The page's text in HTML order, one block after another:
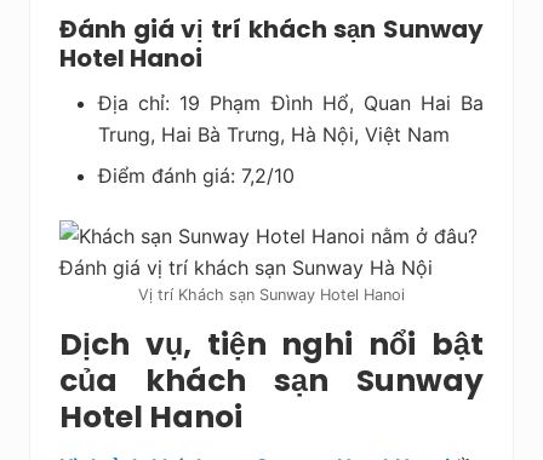
Đánh giá vị trí khách sạn Sunway
Hotel Hanoi
Địa chỉ: 19 Phạm Đình Hổ, Quan Hai Ba
Trung, Hai Bà Trưng, Hà Nội, Việt Nam
Điểm đánh giá: 7,2/10
Vị trí Khách sạn Sunway Hotel Hanoi
Dịch vụ, tiện nghi nổi bật
của khách sạn Sunway
Hotel Hanoi